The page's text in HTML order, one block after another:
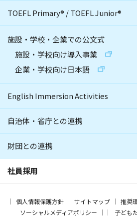
TOEFL Primary® /TOEFL Junior®
施設・学校・企業での公文式
施設・学校向け導入事業
企業・学校向け日本語
English Immersion Activities
自治体・省庁との連携
財団との連携
社員採用
個人情報保護方針 サイトマップ 推奨
ソーシャルメディアポリシー
子ども